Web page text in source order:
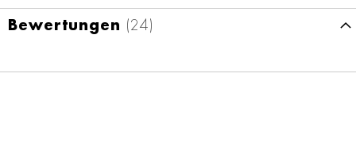
Bewertungen 24